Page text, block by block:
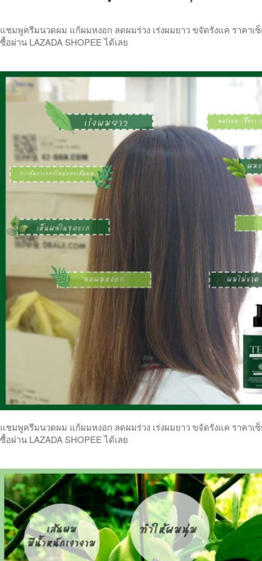
แชมพูครีมนวดผม แก้ผมหงอก ลดผมร่วง เร่งผมยาว ขจัดรังแค ราคาเ
ซื้อผ่าน LAZADA SHOPEE ได้เลย
แชมพูครีมนวดผม แก้ผมหงอก ลดผมร่วง เร่งผมยาว ขจัดรังแค ราคาเ
ซื้อผ่าน LAZADA SHOPEE ได้เลย